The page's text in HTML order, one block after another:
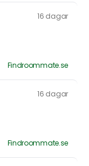
16 dagar
Findroommate.se
16 dagar
Findroommate.se